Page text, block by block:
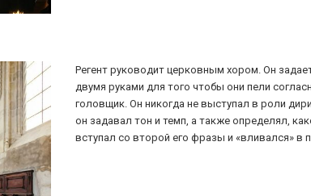
Регент руководит церковным хором. Он
двумя руками для того чтобы они пели
головщик. Он никогда не выступал в роли
он задавал тон и темп, а также определял,
вступал со второй его фразы и «вливался» в